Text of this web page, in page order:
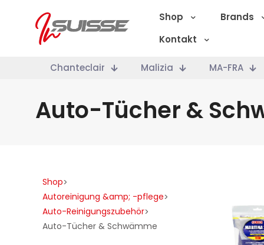
Shop Brands
Kontakt
Chanteclair Malizia MA-FRA
Auto-Tücher &
Shop>
Autoreinigung &amp; -pflege>
Auto-Reinigungszubehör>
Auto-Tücher & Schwämme